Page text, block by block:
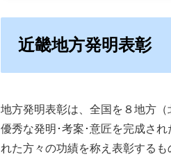
近畿地方発明表彰
地方発明表彰は、全国を８地方
優秀な発明･考案･意匠を完成さ
れた方々の功績を称え表彰するも